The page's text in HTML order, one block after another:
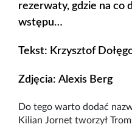
rezerwaty, gdzie na co
wstępu…
Tekst: Krzysztof
Zdjęcia: Alexis Berg
Do tego warto dodać
Kilian Jornet tworzył